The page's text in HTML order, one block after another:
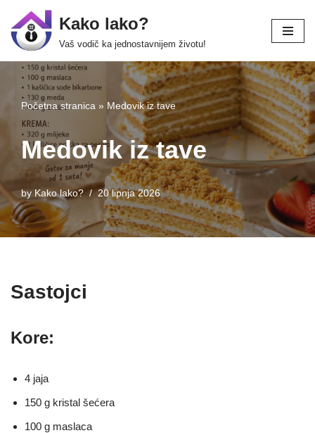
Skip
content
Kako lako?
Vaš vodič ka jednostavnijem životu!
Početna stranica » Medovik iz tave
Medovik iz tave
by Kako lako? 20 lipnja 2026
Sastojci
Kore:
4 jaja
150 g kristal šećera
100 g maslaca